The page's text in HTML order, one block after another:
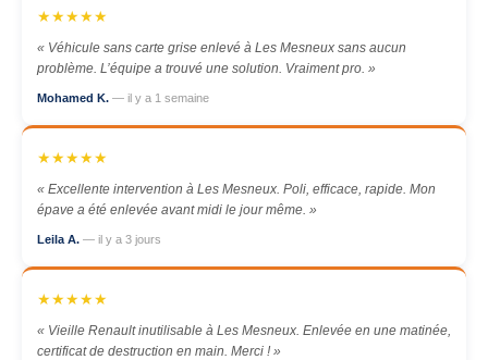
★★★★★
« Véhicule sans carte grise enlevé à Les Mesneux sans aucun
problème. L’équipe a trouvé une solution. Vraiment pro. »
Mohamed K. — il y a 1 semaine
★★★★★
« Excellente intervention à Les Mesneux. Poli, efficace, rapide. Mon
épave a été enlevée avant midi le jour même. »
Leila A. — il y a 3 jours
★★★★★
« Vieille Renault inutilisable à Les Mesneux. Enlevée en une matinée,
certificat de destruction en main. Merci ! »